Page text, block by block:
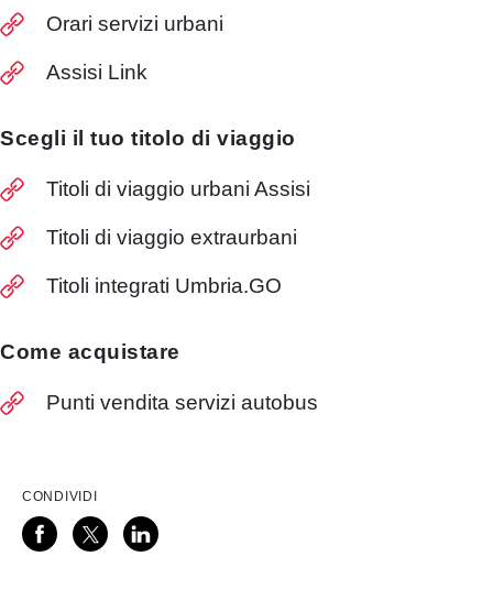
Orari servizi urbani
Assisi Link
Scegli il tuo titolo di viaggio
Titoli di viaggio urbani Assisi
Titoli di viaggio extraurbani
Titoli integrati Umbria.GO
Come acquistare
Punti vendita servizi autobus
CONDIVIDI